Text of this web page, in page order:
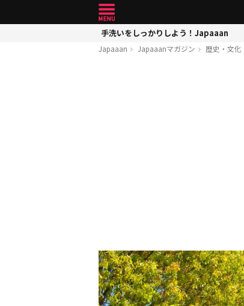
手洗いをしっかりしよう！Japaaan
Japaaan Japaaanマガジン 歴史・文化